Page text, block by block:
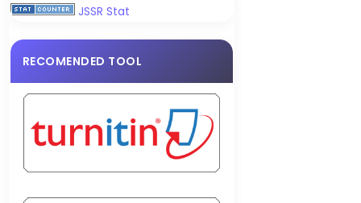
JSSR Stat
RECOMENDED TOOL